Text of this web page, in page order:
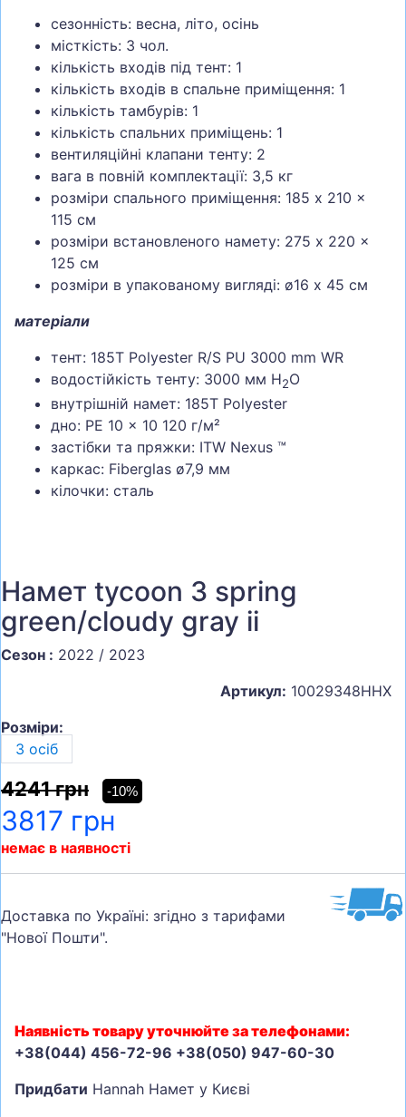
сезонність: весна, літо, осінь
місткість: 3 чол.
кількість входів під тент: 1
кількість входів в спальне приміщення: 1
кількість тамбурів: 1
кількість спальних приміщень: 1
вентиляційні клапани тенту: 2
вага в повній комплектації: 3,5 кг
розміри спального приміщення: 185 x 210 x
115 см
розміри встановленого намету: 275 x 220 x
125 см
розміри в упакованому вигляді: ø16 х 45 см
матеріали
тент: 185T Polyester R/S PU 3000 mm WR
водостійкість тенту: 3000 мм H2O
внутрішній намет: 185T Polyester
дно: PE 10 x 10 120 г/м²
застібки та пряжки: ITW Nexus ™
каркас: Fiberglas ø7,9 мм
кілочки: сталь
Намет tycoon 3 spring
green/cloudy gray ii
Сезон : 2022 / 2023
Артикул: 10029348ННХ
Розміри:
3 осіб
4241 грн -10%
3817 грн
немає в наявності
Доставка по Україні: згідно з тарифами
"Нової Пошти".
Наявність товару уточнюйте за телефонами:
+38(044) 456-72-96 +38(050) 947-60-30
Придбати Hannah Намет у Києві